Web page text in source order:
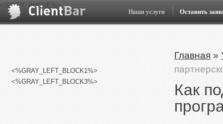
Наши услуги Оставить
<%CITY_PHONE%>
<%GRAY_LEFT_BLOCK1%>
<%GRAY_LEFT_BLOCK3%>
Главная »
Как